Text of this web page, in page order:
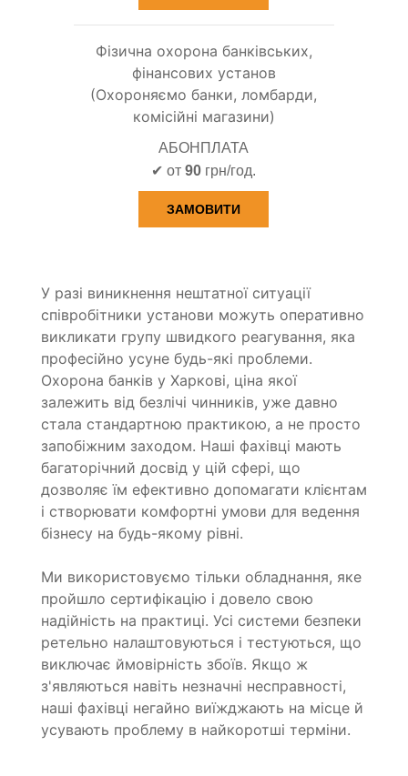
Фізична охорона банківських,
фінансових установ
(Охороняємо банки, ломбарди,
комісійні магазини)
АБОНПЛАТА
✔ от90 грн/год.
ЗАМОВИТИ
У разі виникнення нештатної ситуації
співробітники установи можуть оперативно
викликати групу швидкого реагування, яка
професійно усуне будь-які проблеми.
Охорона банків у Харкові, ціна якої
залежить від безлічі чинників, уже давно
стала стандартною практикою, а не просто
запобіжним заходом. Наші фахівці мають
багаторічний досвід у цій сфері, що
дозволяє їм ефективно допомагати клієнтам
і створювати комфортні умови для ведення
бізнесу на будь-якому рівні.
Ми використовуємо тільки обладнання, яке
пройшло сертифікацію і довело свою
надійність на практиці. Усі системи безпеки
ретельно налаштовуються і тестуються, що
виключає ймовірність збоїв. Якщо ж
з'являються навіть незначні несправності,
наші фахівці негайно виїжджають на місце й
усувають проблему в найкоротші терміни.